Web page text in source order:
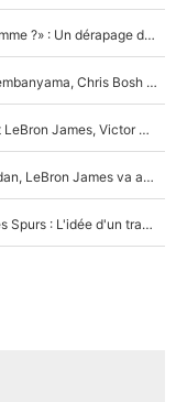
«LeBron James, as-tu déjà eu envie d’être une femme ?» : Un dérapage de Donald Trump sur la superstar de la NBA refait surface
NBA - Victime d'une thrombose comme Victor Wembanyama, Chris Bosh prévient le Français des risques sur sa santé : «J’ai failli mourir sur le coup et j’ai été ramené à la vie»
De la NBA au cinéma : Comme Michael Jordan et LeBron James, Victor Wembanyama rêve d'une carrière d'acteur !
The Last Dance sur Netflix : Comme Michael Jordan, LeBron James va avoir le droit à sa série !
Stephen Curry avec Victor Wembanyama chez les Spurs : L'idée d'un trade historique est lancée en NBA !